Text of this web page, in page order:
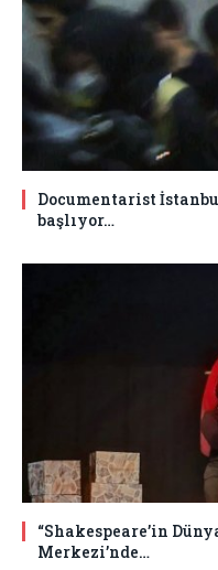
Documentarist
başlıyor…
“Shakespeare’in
Merkezi’nde…